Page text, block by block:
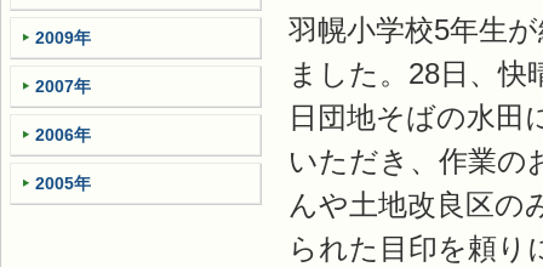
羽幌小学校5年生
ました。28日、
日団地そばの水田
いただき、作業の
んや土地改良区の
られた目印を頼り
2009年
2007年
2006年
2005年